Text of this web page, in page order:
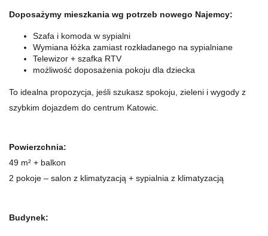
Doposażymy mieszkania wg potrzeb nowego Najemcy:
Szafa i komoda w sypialni
Wymiana łóżka zamiast rozkładanego na sypialniane
Telewizor + szafka RTV
możliwość doposażenia pokoju dla dziecka
To idealna propozycja, jeśli szukasz spokoju, zieleni i wygody z
szybkim dojazdem do centrum Katowic.
Powierzchnia:
49 m² + balkon
2 pokoje – salon z klimatyzacją + sypialnia z klimatyzacją
Budynek: